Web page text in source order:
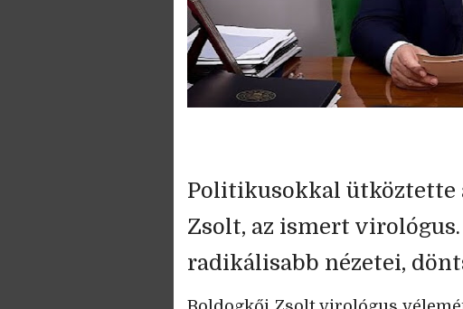
Politikusokkal ütköztette
Zsolt, az ismert
radikálisabb nézetei,